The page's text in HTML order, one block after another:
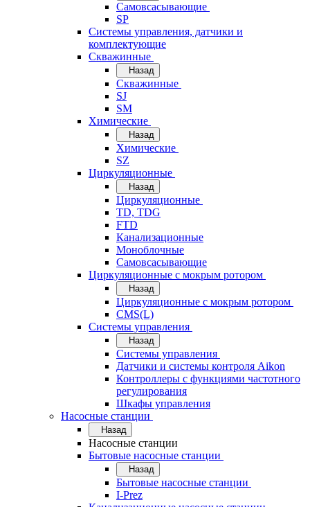
Самовсасывающие
SP
Системы управления, датчики и
комплектующие
Скважинные
Назад
Скважинные
SJ
SM
Химические
Назад
Химические
SZ
Циркуляционные
Назад
Циркуляционные
TD, TDG
FTD
Канализационные
Моноблочные
Самовсасывающие
Циркуляционные с мокрым ротором
Назад
Циркуляционные с мокрым ротором
CMS(L)
Системы управления
Назад
Системы управления
Датчики и системы контроля Aikon
Контроллеры с функциями частотного
регулирования
Шкафы управления
Насосные станции
Назад
Насосные станции
Бытовые насосные станции
Назад
Бытовые насосные станции
I-Prez